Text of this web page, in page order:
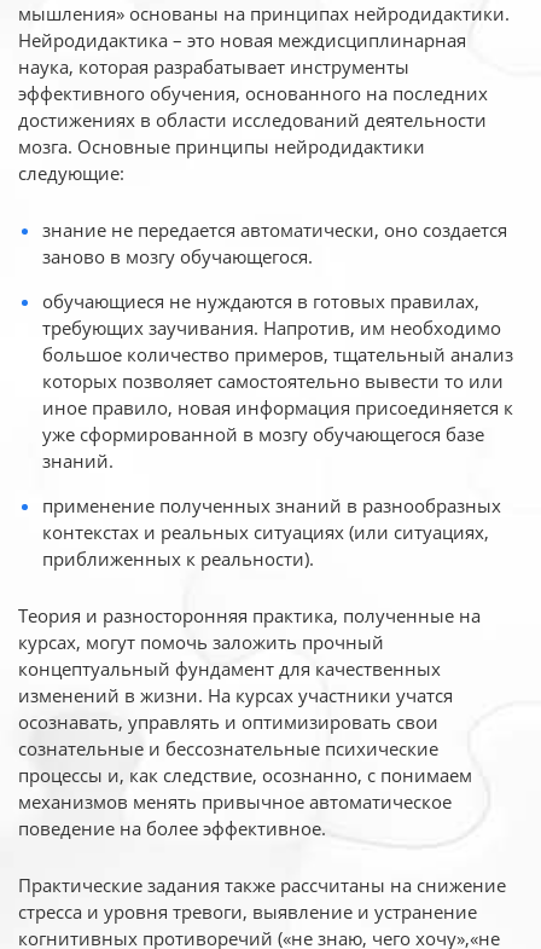
мышления» основаны на принципах нейродидактики.
Нейродидактика – это новая междисциплинарная
наука, которая разрабатывает инструменты
эффективного обучения, основанного на последних
достижениях в области исследований деятельности
мозга. Основные принципы нейродидактики
следующие:
знание не передается автоматически, оно создается
заново в мозгу обучающегося.
обучающиеся не нуждаются в готовых правилах,
требующих заучивания. Напротив, им необходимо
большое количество примеров, тщательный анализ
которых позволяет самостоятельно вывести то или
иное правило, новая информация присоединяется к
уже сформированной в мозгу обучающегося базе
знаний.
применение полученных знаний в разнообразных
контекстах и реальных ситуациях (или ситуациях,
приближенных к реальности).
Теория и разносторонняя практика, полученные на
курсах, могут помочь заложить прочный
концептуальный фундамент для качественных
изменений в жизни. На курсах участники учатся
осознавать, управлять и оптимизировать свои
сознательные и бессознательные психические
процессы и, как следствие, осознанно, с понимаем
механизмов менять привычное автоматическое
поведение на более эффективное.
Практические задания также рассчитаны на снижение
стресса и уровня тревоги, выявление и устранение
когнитивных противоречий («не знаю, чего хочу»,«не